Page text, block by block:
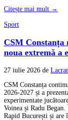
Citește mai mult →
Sport
CSM Constanța
noua extremă a
27 iulie 2026 de
CSM Constanța
2026-2027 și a
experimentate
Voinea și Radu
Rapid București și